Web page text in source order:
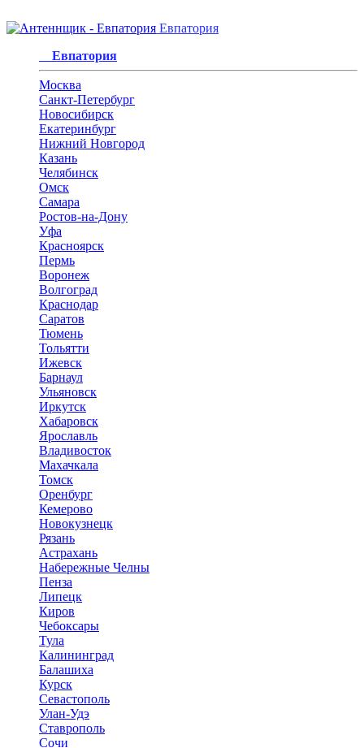
Евпатория
Евпатория
Москва
Санкт-Петербург
Новосибирск
Екатеринбург
Нижний Новгород
Казань
Челябинск
Омск
Самара
Ростов-на-Дону
Уфа
Красноярск
Пермь
Воронеж
Волгоград
Краснодар
Саратов
Тюмень
Тольятти
Ижевск
Барнаул
Ульяновск
Иркутск
Хабаровск
Ярославль
Владивосток
Махачкала
Томск
Оренбург
Кемерово
Новокузнецк
Рязань
Астрахань
Набережные Челны
Пенза
Липецк
Киров
Чебоксары
Тула
Калининград
Балашиха
Курск
Севастополь
Улан-Удэ
Ставрополь
Сочи